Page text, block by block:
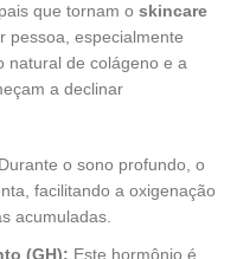
que tornam o skincare
pessoa, especialmente
natural de colágeno e a
a declinar
Durante o sono profundo, o
facilitando a oxigenação
acumuladas.
(GH): Este hormônio é